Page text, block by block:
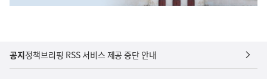
공지정책브리핑 RSS 서비스 제공 중단 안내